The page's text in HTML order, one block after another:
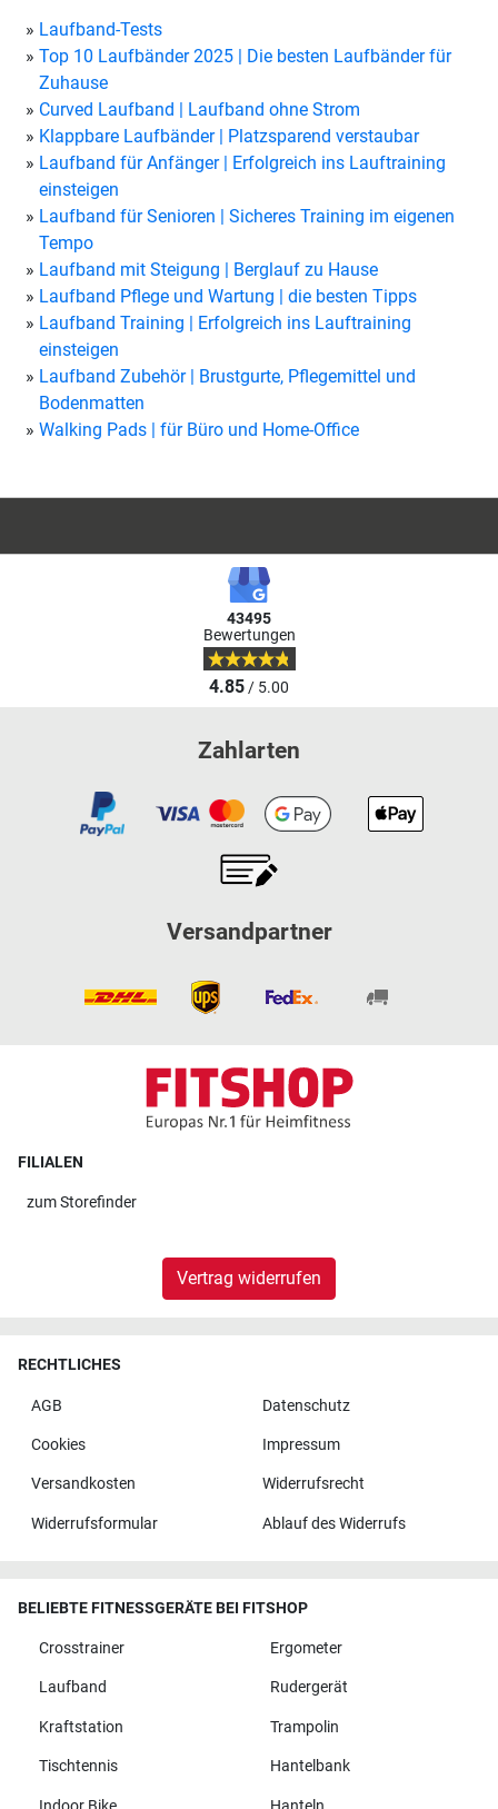
Laufband-Tests
Top 10 Laufbänder 2025 | Die besten Laufbänder für
Zuhause
Curved Laufband | Laufband ohne Strom
Klappbare Laufbänder | Platzsparend verstaubar
Laufband für Anfänger | Erfolgreich ins Lauftraining
einsteigen
Laufband für Senioren | Sicheres Training im eigenen
Tempo
Laufband mit Steigung | Berglauf zu Hause
Laufband Pflege und Wartung | die besten Tipps
Laufband Training | Erfolgreich ins Lauftraining
einsteigen
Laufband Zubehör | Brustgurte, Pflegemittel und
Bodenmatten
Walking Pads | für Büro und Home-Office
43495
Bewertungen
4.85/ 5.00
Zahlarten
Versandpartner
FILIALEN
zumStorefinder
Vertrag widerrufen
RECHTLICHES
AGB Datenschutz
Cookies Impressum
Versandkosten Widerrufsrecht
Widerrufsformular Ablauf des Widerrufs
BELIEBTE FITNESSGERÄTE BEI FITSHOP
Crosstrainer Ergometer
Laufband Rudergerät
Kraftstation Trampolin
Tischtennis Hantelbank